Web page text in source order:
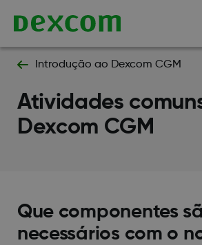
Introdução ao Dexcom CGM
Atividades
Dexcom CGM
Que componentes
necessários com o